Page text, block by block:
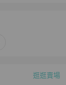
逛逛賣場